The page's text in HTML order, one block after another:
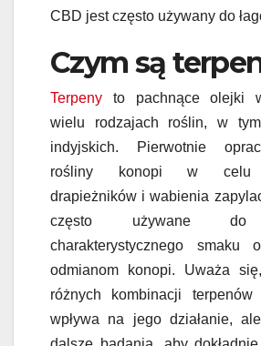
CBD jest często używany do
Czym są
Terpeny to pachnące olejki
wielu rodzajach roślin, w
indyjskich. Pierwotnie
rośliny konopi w celu
drapieżników i wabienia
często używane do
charakterystycznego smaku
odmianom konopi. Uważa
różnych kombinacji
wpływa na jego działanie,